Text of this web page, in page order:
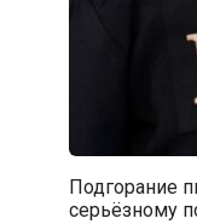
Подгорание
серьёзному